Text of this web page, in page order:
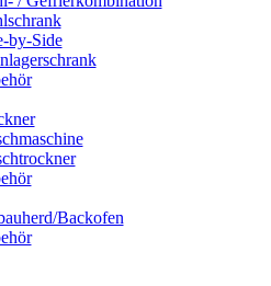
by-Side
Backofen